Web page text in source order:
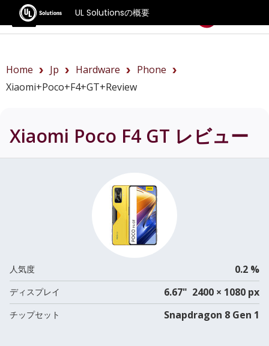
UL Solutionsの概要
ベンチマーク
Home Jp Hardware
Phone
Xiaomi+Poco+F4+GT+review
Xiaomi Poco F4 GT レビュー
人気度 0.2 %
ディスプレイ 6.67" 2400 × 1080 px
チップセット Snapdragon 8 Gen 1